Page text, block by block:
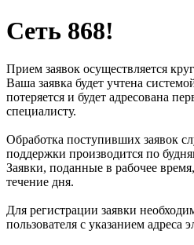
Сеть 868!
Прием заявок осуществляется
Ваша заявка будет учтена
потеряется и будет адресована
специалисту.
Обработка поступивших заявок
поддержки производится по
Заявки, поданные в рабочее
течение дня.
Для регистрации заявки
пользователя с указанием адреса